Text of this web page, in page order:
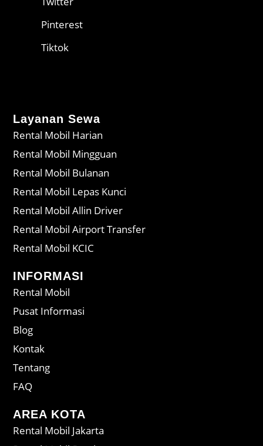
Pinterest
Tiktok
Layanan Sewa
Rental Mobil Harian
Rental Mobil Mingguan
Rental Mobil Bulanan
Rental Mobil Lepas Kunci
Rental Mobil Allin Driver
Rental Mobil Airport Transfer
Rental Mobil KCIC
INFORMASI
Rental Mobil
Pusat Informasi
Blog
Kontak
Tentang
FAQ
AREA KOTA
Rental Mobil Jakarta